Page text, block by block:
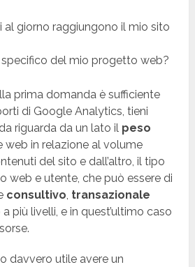
al giorno raggiungono il mio sito
specifico del mio progetto web?
prima domanda è sufficiente
di Google Analytics, tieni
riguarda da un lato il peso
web in relazione al volume
del sito e dall’altro, il tipo
web e utente, che può essere di
consultivo, transazionale
a più livelli, e in quest’ultimo caso
davvero utile avere un